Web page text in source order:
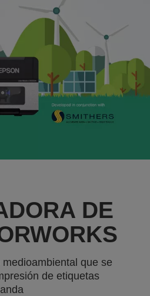
DE
que se
de etiquetas